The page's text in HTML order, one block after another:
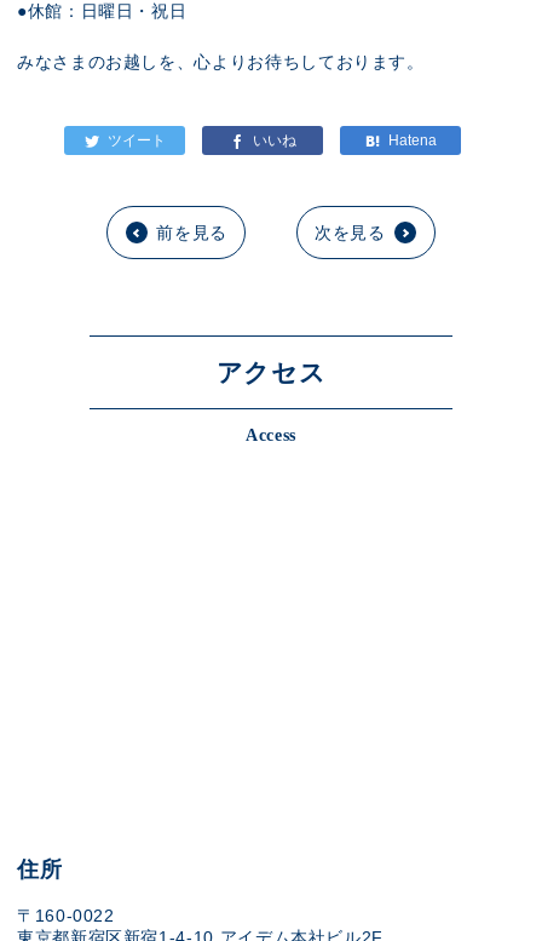
●休館：日曜日・祝日
みなさまのお越しを、心よりお待ちしております。
前を見る 次を見る
アクセス
Access
住所
〒160-0022